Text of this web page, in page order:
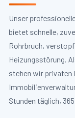
Unser
bietet schnelle,
Rohrbruch,
Heizungsstörung.
stehen wir privaten
Stunden täglich,